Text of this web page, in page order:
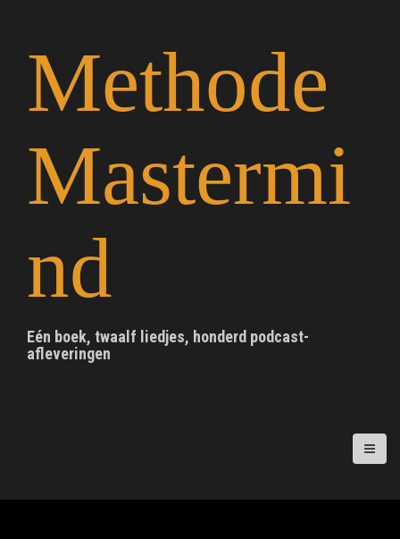
Methode
Mastermi
nd
Eén boek, twaalf liedjes, honderd podcast-
afleveringen